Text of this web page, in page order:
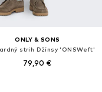
ONLY & SONS
strih Džínsy 'ONSWeft'
79,90 €